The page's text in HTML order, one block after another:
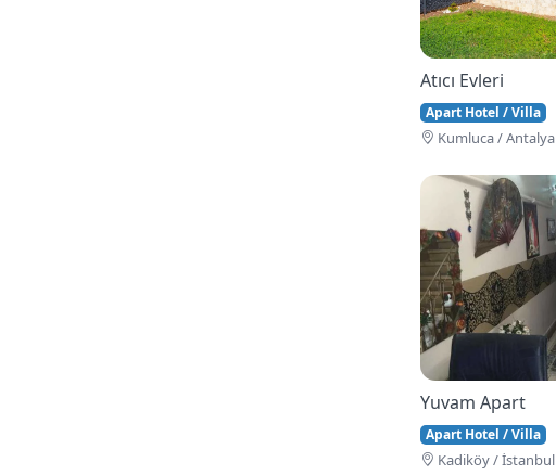
Atıcı Evleri
Apart Hotel / Villa
Kumluca / Antalya
Yuvam Apart
Apart Hotel / Villa
Kadiköy / İstanbul